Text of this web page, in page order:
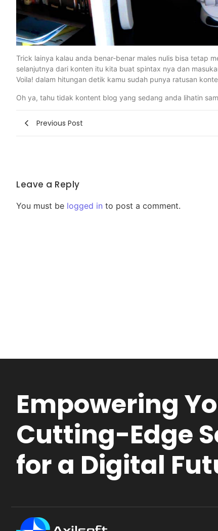
Trick lainya kalau anda benar-benar males nulis bisa tetap
selanjutnya dari konten itu kita buat spintax nya dan
Voila! dalam hitungan detik kamu sudah punya ratusan
Oh ya, tahu tidak kontent blog yang sedang anda lihatin
Previous Post
Leave a Reply
You must be logged in to post a comment.
Empowering
Cutting-Edge
for a Digital